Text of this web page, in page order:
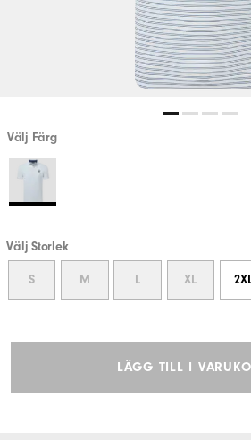
Välj Färg
Välj Storlek
S M L XL
LÄGG TILL I